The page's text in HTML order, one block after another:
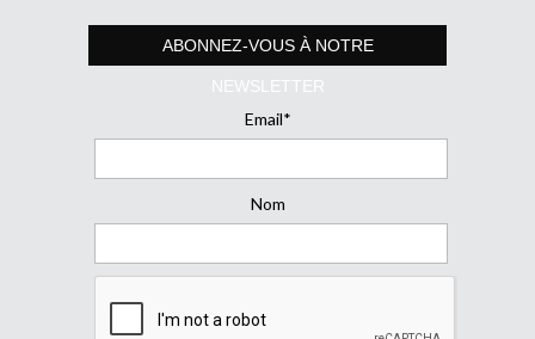
ABONNEZ-VOUS À NOTRE
NEWSLETTER
Email*
Nom